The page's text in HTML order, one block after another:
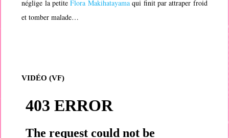
néglige la petiteFlora Makihatayamaqui finit par attraper froid
et tomber malade…
VIDÉO (VF)